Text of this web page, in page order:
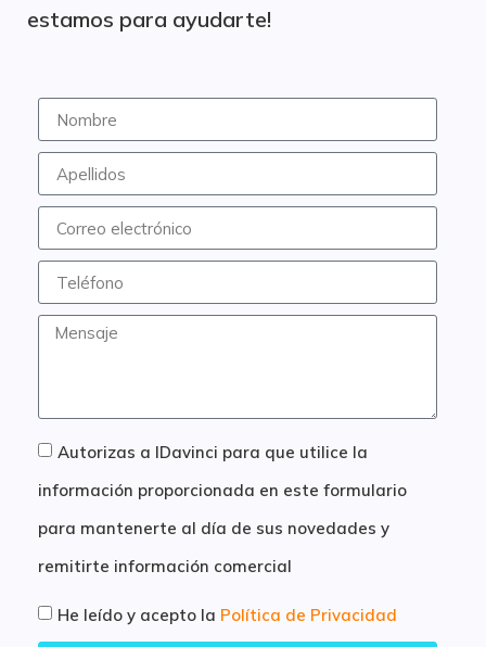
estamos para ayudarte!
Autorizas a IDavinci para que utilice la
información proporcionada en este formulario
para mantenerte al día de sus novedades y
remitirte información comercial
He leído y acepto la Política de Privacidad